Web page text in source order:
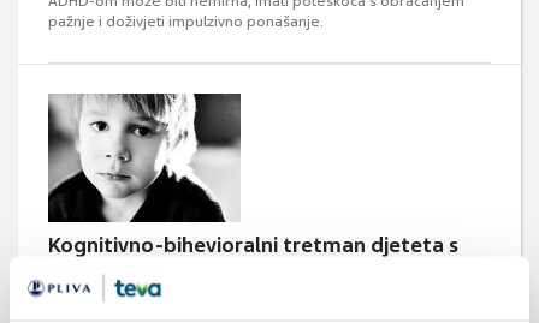
pažnje i doživjeti impulzivno ponašanje.
Kognitivno-bihevioralni tretman djeteta s
hiperkinetskim poremećajem
Hiperkinetski poremećaj ili poremećaj pažnje s hiperaktivnošću